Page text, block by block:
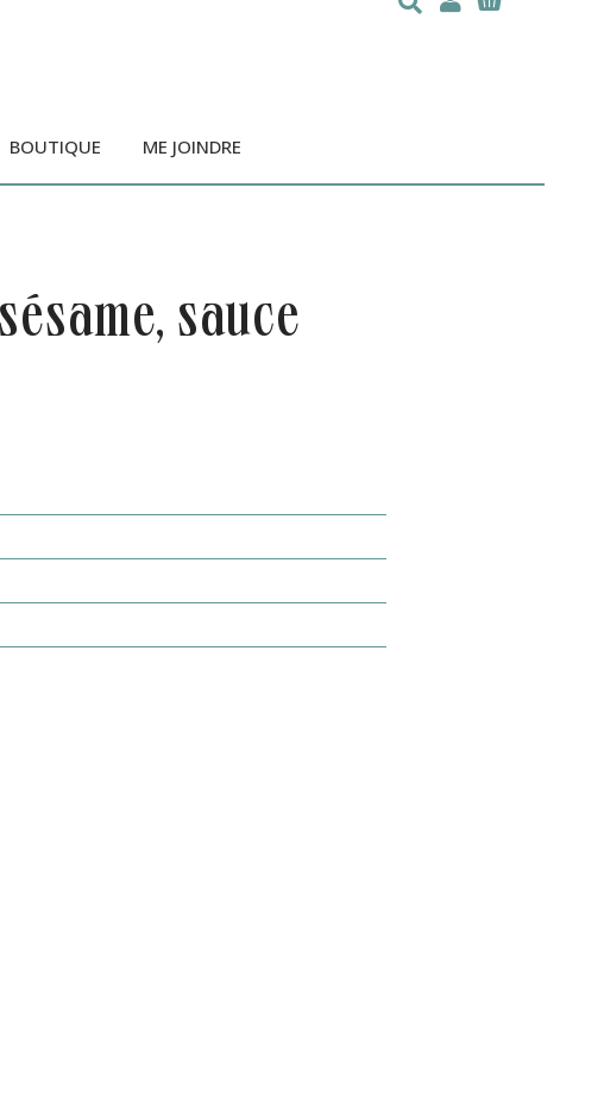
BOUTIQUE ME JOINDRE